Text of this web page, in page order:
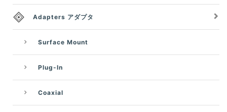
Adapters アダプタ
Surface Mount
Plug-In
Coaxial